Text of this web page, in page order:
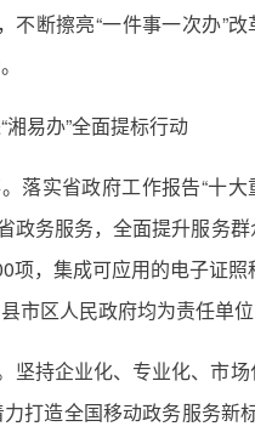
不断擦亮“一件事一次办”
易办”全面提标行动
。落实省政府工作报告“
政务服务，全面提升服务
项，集成可应用的电子证
市区人民政府均为责任单位
坚持企业化、专业化、市
打造全国移动政务服务